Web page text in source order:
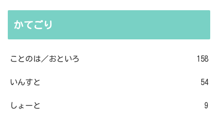
かてごり
ことのは／おといろ 158
いんすと 54
しょーと 9